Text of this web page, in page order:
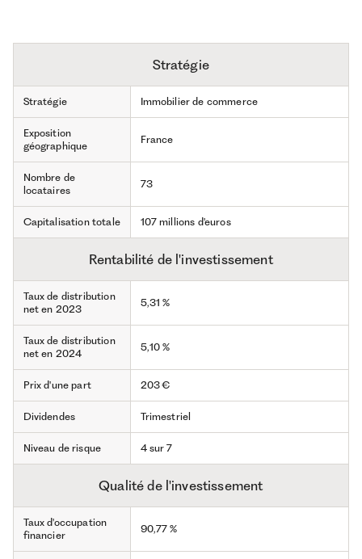
Stratégie
Stratégie Immobilier de commerce
Exposition
géographique
France
Nombre de
locataires
73
Capitalisation totale 107 millions d'euros
Rentabilité de l'investissement
Taux de distribution
net en 2023
5,31 %
Taux de distribution
net en 2024
5,10 %
Prix d'une part 203 €
Dividendes Trimestriel
Niveau de risque 4 sur 7
Qualité de l'investissement
Taux d'occupation
financier
90,77 %